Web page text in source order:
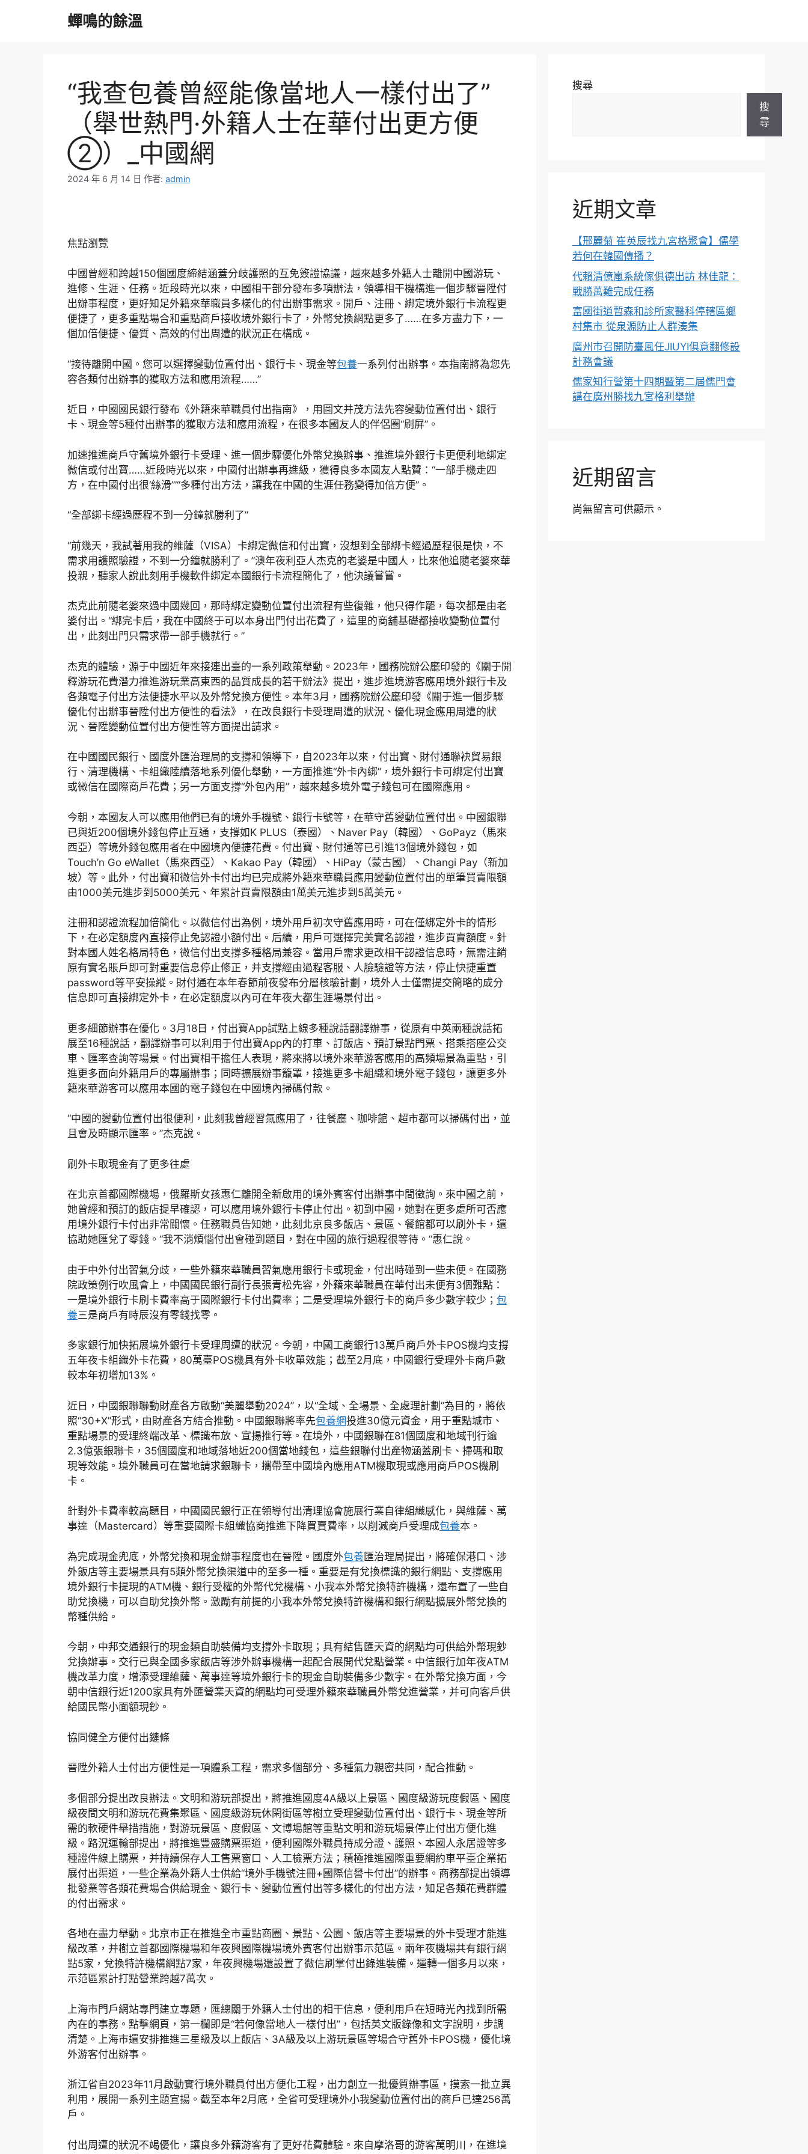
蟬鳴的餘溫
“我查包養曾經能像當地人一樣付出了”
（舉世熱門·外籍人士在華付出更方便
②）_中國網
2024 年 6 月 14 日 作者: admin
焦點瀏覽
中國曾經和跨越150個國度締結涵蓋分歧護照的互免簽證協議，越來越多外籍人士離開中國游玩、
進修、生涯、任務。近段時光以來，中國相干部分發布多項辦法，領導相干機構進一個步驟晉陞付
出辦事程度，更好知足外籍來華職員多樣化的付出辦事需求。開戶、注冊、綁定境外銀行卡流程更
便捷了，更多重點場合和重點商戶接收境外銀行卡了，外幣兌換網點更多了……在多方盡力下，一
個加倍便捷、優質、高效的付出周遭的狀況正在構成。
“接待離開中國。您可以選擇變動位置付出、銀行卡、現金等包養一系列付出辦事。本指南將為您先
容各類付出辦事的獲取方法和應用流程……”
近日，中國國民銀行發布《外籍來華職員付出指南》，用圖文并茂方法先容變動位置付出、銀行
卡、現金等5種付出辦事的獲取方法和應用流程，在很多本國友人的伴侶圈“刷屏”。
加速推進商戶守舊境外銀行卡受理、進一個步驟優化外幣兌換辦事、推進境外銀行卡更便利地綁定
微信或付出寶……近段時光以來，中國付出辦事再進級，獲得良多本國友人點贊：“一部手機走四
方，在中國付出很‘絲滑’”“多種付出方法，讓我在中國的生涯任務變得加倍方便”。
“全部綁卡經過歷程不到一分鐘就勝利了”
“前幾天，我試著用我的維薩（VISA）卡綁定微信和付出寶，沒想到全部綁卡經過歷程很是快，不
需求用護照驗證，不到一分鐘就勝利了。”澳年夜利亞人杰克的老婆是中國人，比來他追隨老婆來華
投親，聽家人說此刻用手機軟件綁定本國銀行卡流程簡化了，他決議嘗嘗。
杰克此前隨老婆來過中國幾回，那時綁定變動位置付出流程有些復雜，他只得作罷，每次都是由老
婆付出。“綁完卡后，我在中國終于可以本身出門付出花費了，這里的商舖基礎都接收變動位置付
出，此刻出門只需求帶一部手機就行。”
杰克的體驗，源于中國近年來接連出臺的一系列政策舉動。2023年，國務院辦公廳印發的《關于開
釋游玩花費潛力推進游玩業高東西的品質成長的若干辦法》提出，進步進境游客應用境外銀行卡及
各類電子付出方法便捷水平以及外幣兌換方便性。本年3月，國務院辦公廳印發《關于進一個步驟
優化付出辦事晉陞付出方便性的看法》，在改良銀行卡受理周遭的狀況、優化現金應用周遭的狀
況、晉陞變動位置付出方便性等方面提出請求。
在中國國民銀行、國度外匯治理局的支撐和領導下，自2023年以來，付出寶、財付通聯袂貿易銀
行、清理機構、卡組織陸續落地系列優化舉動，一方面推進“外卡內綁”，境外銀行卡可綁定付出寶
或微信在國際商戶花費；另一方面支撐“外包內用”，越來越多境外電子錢包可在國際應用。
今朝，本國友人可以應用他們已有的境外手機號、銀行卡號等，在華守舊變動位置付出。中國銀聯
已與近200個境外錢包停止互通，支撐如K PLUS（泰國）、Naver Pay（韓國）、GoPayz（馬來
西亞）等境外錢包應用者在中國境內便捷花費。付出寶、財付通等已引進13個境外錢包，如
Touch’n Go eWallet（馬來西亞）、Kakao Pay（韓國）、HiPay（蒙古國）、Changi Pay（新加
坡）等。此外，付出寶和微信外卡付出均已完成將外籍來華職員應用變動位置付出的單筆買賣限額
由1000美元進步到5000美元、年累計買賣限額由1萬美元進步到5萬美元。
注冊和認證流程加倍簡化。以微信付出為例，境外用戶初次守舊應用時，可在僅綁定外卡的情形
下，在必定額度內直接停止免認證小額付出。后續，用戶可選擇完美實名認證，進步買賣額度。針
對本國人姓名格局特色，微信付出支撐多種格局兼容。當用戶需求更改相干認證信息時，無需注銷
原有實名賬戶即可對重要信息停止修正，并支撐經由過程客服、人臉驗證等方法，停止快捷重置
password等平安操縱。財付通在本年春節前夜發布分層核驗計劃，境外人士僅需提交簡略的成分
信息即可直接綁定外卡，在必定額度以內可在年夜大都生涯場景付出。
更多細節辦事在優化。3月18日，付出寶App試點上線多種說話翻譯辦事，從原有中英兩種說話拓
展至16種說話，翻譯辦事可以利用于付出寶App內的打車、訂飯店、預訂景點門票、搭乘搭座公交
車、匯率查詢等場景。付出寶相干擔任人表現，將來將以境外來華游客應用的高頻場景為重點，引
進更多面向外籍用戶的專屬辦事；同時擴展辦事籠罩，接進更多卡組織和境外電子錢包，讓更多外
籍來華游客可以應用本國的電子錢包在中國境內掃碼付款。
“中國的變動位置付出很便利，此刻我曾經習氣應用了，往餐廳、咖啡館、超市都可以掃碼付出，並
且會及時顯示匯率。”杰克說。
刷外卡取現金有了更多往處
在北京首都國際機場，俄羅斯女孩惠仁離開全新啟用的境外賓客付出辦事中間徵詢。來中國之前，
她曾經和預訂的飯店提早確認，可以應用境外銀行卡停止付出。初到中國，她對在更多處所可否應
用境外銀行卡付出非常關懷。任務職員告知她，此刻北京良多飯店、景區、餐館都可以刷外卡，還
協助她匯兌了零錢。“我不消煩惱付出會碰到題目，對在中國的旅行過程很等待。”惠仁說。
由于中外付出習氣分歧，一些外籍來華職員習氣應用銀行卡或現金，付出時碰到一些未便。在國務
院政策例行吹風會上，中國國民銀行副行長張青松先容，外籍來華職員在華付出未便有3個難點：
一是境外銀行卡刷卡費率高于國際銀行卡付出費率；二是受理境外銀行卡的商戶多少數字較少； 包
養三是商戶有時辰沒有零錢找零。
多家銀行加快拓展境外銀行卡受理周遭的狀況。今朝，中國工商銀行13萬戶商戶外卡POS機均支撐
五年夜卡組織外卡花費，80萬臺POS機具有外卡收單效能；截至2月底，中國銀行受理外卡商戶數
較本年初增加13%。
近日，中國銀聯聯動財產各方啟動“美麗舉動2024”，以“全域、全場景、全處理計劃”為目的，將依
照“30+X”形式，由財產各方結合推動。中國銀聯將率先包養網投進30億元資金，用于重點城市、
重點場景的受理終端改革、標識布放、宣揚推行等。在境外，中國銀聯在81個國度和地域刊行逾
2.3億張銀聯卡，35個國度和地域落地近200個當地錢包，這些銀聯付出產物涵蓋刷卡、掃碼和取
現等效能。境外職員可在當地請求銀聯卡，攜帶至中國境內應用ATM機取現或應用商戶POS機刷
卡。
針對外卡費率較高題目，中國國民銀行正在領導付出清理協會施展行業自律組織感化，與維薩、萬
事達（Mastercard）等重要國際卡組織協商推進下降買賣費率，以削減商戶受理成包養本。
為完成現金兜底，外幣兌換和現金辦事程度也在晉陞。國度外包養匯治理局提出，將確保港口、涉
外飯店等主要場景具有5類外幣兌換渠道中的至多一種。重要是有兌換標識的銀行網點、支撐應用
境外銀行卡提現的ATM機、銀行受權的外幣代兌機構、小我本外幣兌換特許機構，還布置了一些自
助兌換機，可以自助兌換外幣。激勵有前提的小我本外幣兌換特許機構和銀行網點擴展外幣兌換的
幣種供給。
今朝，中邦交通銀行的現金類自助裝備均支撐外卡取現；具有結售匯天資的網點均可供給外幣現鈔
兌換辦事。交行已與全國多家飯店等涉外辦事機構一起配合展開代兌點營業。中信銀行加年夜ATM
機改革力度，增添受理維薩、萬事達等境外銀行卡的現金自助裝備多少數字。在外幣兌換方面，今
朝中信銀行近1200家具有外匯營業天資的網點均可受理外籍來華職員外幣兌進營業，并可向客戶供
給國民幣小面額現鈔。
協同健全方便付出鏈條
晉陞外籍人士付出方便性是一項體系工程，需求多個部分、多種氣力親密共同，配合推動。
多個部分提出改良辦法。文明和游玩部提出，將推進國度4A級以上景區、國度級游玩度假區、國度
級夜間文明和游玩花費集聚區、國度級游玩休閑街區等樹立受理變動位置付出、銀行卡、現金等所
需的軟硬件舉措措施，對游玩景區、度假區、文博場館等重點文明和游玩場景停止付出方便化進
級。路況運輸部提出，將推進豐盛購票渠道，便利國際外職員持成分證、護照、本國人永居證等多
種證件線上購票，并持續保存人工售票窗口、人工檢票方法；積極推進國際重要網約車平臺企業拓
展付出渠道，一些企業為外籍人士供給“境外手機號注冊+國際信譽卡付出”的辦事。商務部提出領導
批發業等各類花費場合供給現金、銀行卡、變動位置付出等多樣化的付出方法，知足各類花費群體
的付出需求。
各地在盡力舉動。北京市正在推進全市重點商圈、景點、公園、飯店等主要場景的外卡受理才能進
級改革，并樹立首都國際機場和年夜興國際機場境外賓客付出辦事示范區。兩年夜機場共有銀行網
點5家，兌換特許機構網點7家，年夜興機場還設置了微信刷掌付出錄進裝備。運轉一個多月以來，
示范區累計打點營業跨越7萬次。
上海市門戶網站專門建立專題，匯總關于外籍人士付出的相干信息，便利用戶在短時光內找到所需
內在的事務。點擊網頁，第一欄即是“若何像當地人一樣付出”，包括英文版錄像和文字說明，步調
清楚。上海市還安排推進三星級及以上飯店、3A級及以上游玩景區等場合守舊外卡POS機，優化境
外游客付出辦事。
浙江省自2023年11月啟動實行境外職員付出方便化工程，出力創立一批優質辦事區，摸索一批立異
利用，展開一系列主題宣揚。截至本年2月底，全省可受理境外小我變動位置付出的商戶已達256萬
戶。
付出周遭的狀況不竭優化，讓良多外籍游客有了更好花費體驗。來自摩洛哥的游客萬明川，在進境
搜尋
搜
尋
近期文章
【邢麗菊 崔英辰找九宮格聚會】儒學
若何在韓國傳播？
代賴清億嵐系統傢俱德出訪 林佳龍：
戰勝萬難完成任務
富國街道暫森和診所家醫科停轄區鄉
村集市 從泉源防止人群湊集
廣州市召開防臺風任JIUYI俱意翻修設
計務會議
儒家知行營第十四期暨第二屆儒門會
講在廣州勝找九宮格利舉辦
近期留言
尚無留言可供顯示。